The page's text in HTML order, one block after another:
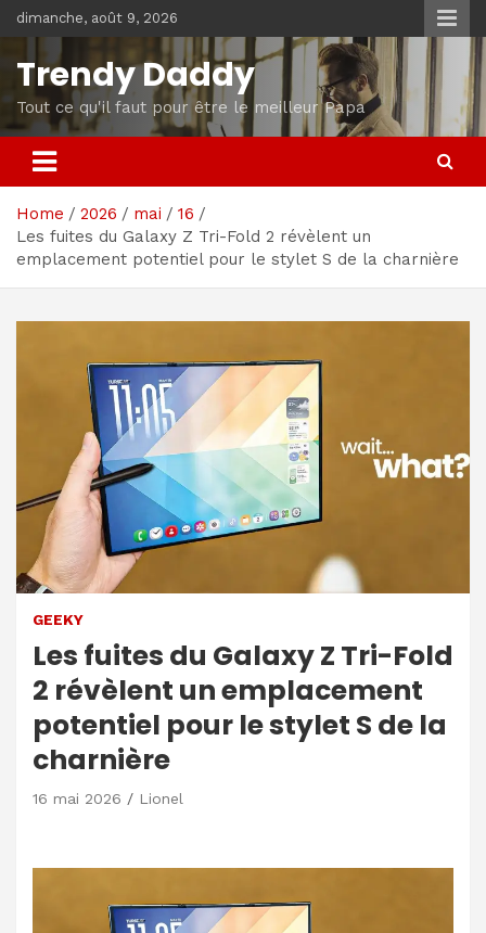
Skip
to
content
dimanche, août 9, 2026
Trendy Daddy
Tout ce qu'il faut pour être le meilleur Papa
Home 2026 mai
16
Les fuites du Galaxy Z Tri-Fold 2 révèlent un
emplacement potentiel pour le stylet S de la charnière
GEEKY
Les fuites du Galaxy Z Tri-Fold
2 révèlent un emplacement
potentiel pour le stylet S de la
charnière
16 mai 2026 Lionel